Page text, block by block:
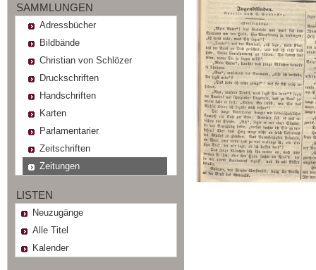
SAMMLUNGEN
Adressbücher
Bildbände
Christian von Schlözer
Druckschriften
Handschriften
Karten
Parlamentarier
Zeitschriften
Zeitungen
LISTEN
Neuzugänge
Alle Titel
Kalender